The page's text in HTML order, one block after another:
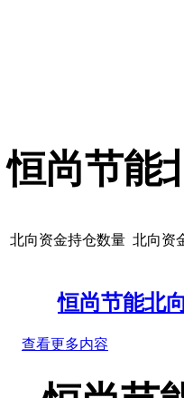
恒尚节能
北向资金持仓数量 北向资
恒尚节能北
查看更多内容